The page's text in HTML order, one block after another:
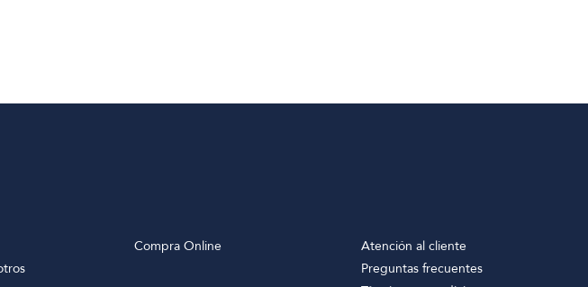
Compra Online
Atención al cliente
Preguntas frecuentes